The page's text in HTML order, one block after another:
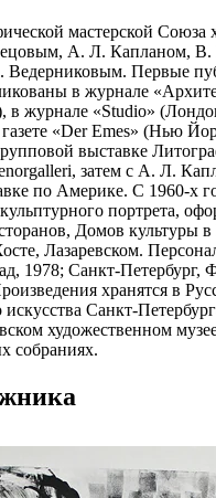
мастерской Союза
А. Л. Капланом,
Первые
в журнале
в журнале «Studio»
«Der Emes» (Нью
выставке
затем с А. Л.
по Америке. С 1960-х
портрета,
Домов культуры
Лазаревском.
1978; Санкт-Петербург,
хранятся в
искусства Санкт-
художественном
собраниях.